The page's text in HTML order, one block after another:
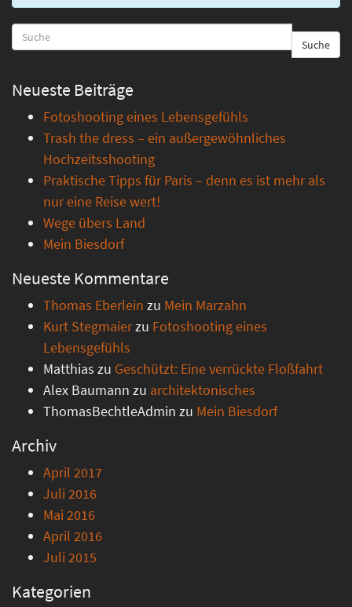
Suche
Neueste Beiträge
Fotoshooting eines Lebensgefühls
Trash the dress – ein außergewöhnliches
Hochzeitsshooting
Praktische Tipps für Paris – denn es ist mehr als
nur eine Reise wert!
Wege übers Land
Mein Biesdorf
Neueste Kommentare
Thomas Eberlein zu Mein Marzahn
Kurt Stegmaierzu Fotoshooting eines
Lebensgefühls
Matthias zu Geschützt: Eine verrückte Floßfahrt
Alex Baumann zu architektonisches
ThomasBechtleAdmin zu Mein Biesdorf
Archiv
April 2017
Juli 2016
Mai 2016
April 2016
Juli 2015
Kategorien